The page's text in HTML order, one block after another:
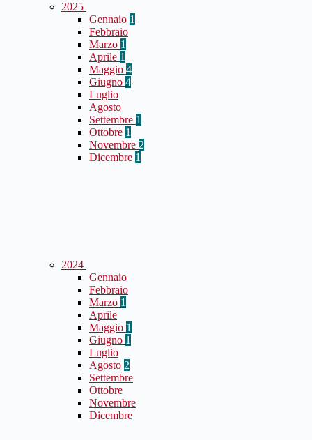
2025
Gennaio 1
Febbraio
Marzo 1
Aprile 1
Maggio 4
Giugno 4
Luglio
Agosto
Settembre 1
Ottobre 1
Novembre 2
Dicembre 1
2024
Gennaio
Febbraio
Marzo 1
Aprile
Maggio 1
Giugno 1
Luglio
Agosto 2
Settembre
Ottobre
Novembre
Dicembre